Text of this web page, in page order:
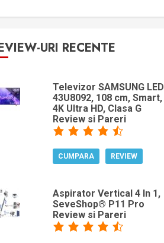
URI RECENTE
Televizor SAMSUNG LED
43U8092, 108 cm, Smart,
4K Ultra HD, Clasa G
Review si Pareri
CUMPARA REVIEW
Aspirator Vertical 4 In 1,
SeveShop® P11 Pro
Review si Pareri